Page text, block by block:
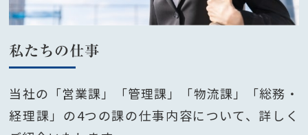
私たちの仕事
当社の「営業課」「管理課」「物流課」「総務・
経理課」の4つの課の仕事内容について、詳しく